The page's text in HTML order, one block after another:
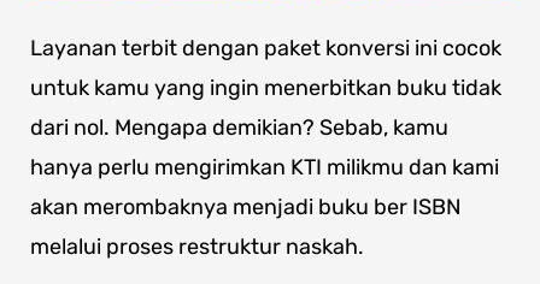
Layanan terbit dengan paket konversi ini cocok
untuk kamu yang ingin menerbitkan buku tidak
dari nol. Mengapa demikian? Sebab, kamu
hanya perlu mengirimkan KTI milikmu dan kami
akan merombaknya menjadi buku ber ISBN
melalui proses restruktur naskah.